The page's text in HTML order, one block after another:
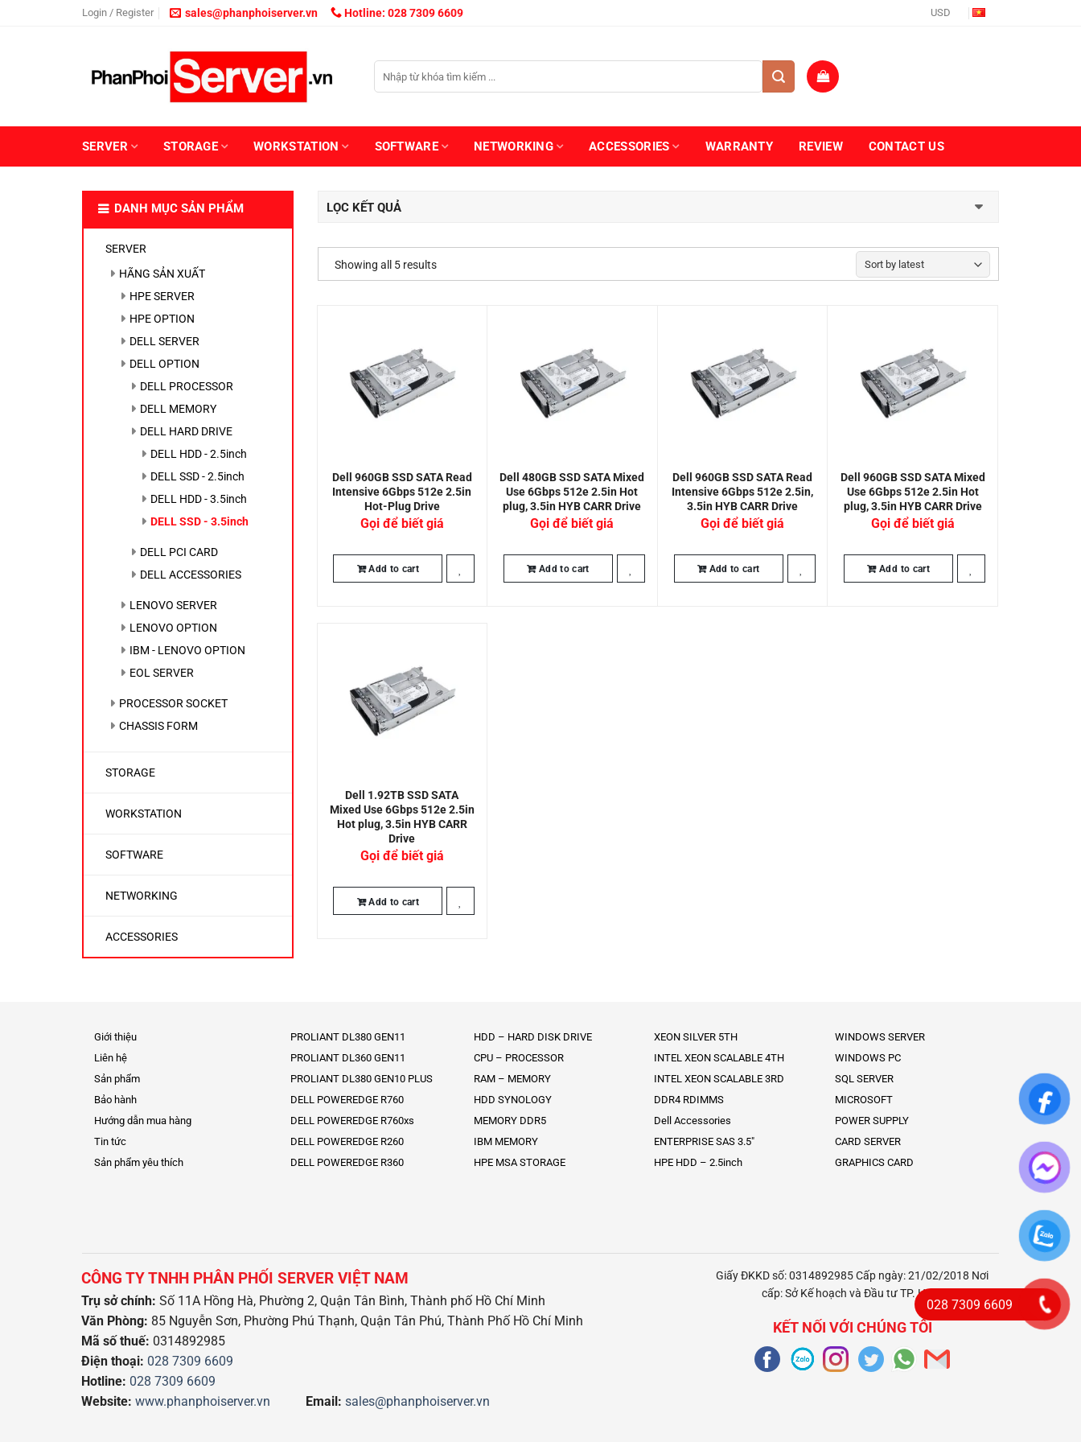
Login / Register sales@phanphoiserver.vn Hotline: 028 7309 6609 USD
SERVER STORAGE WORKSTATION SOFTWARE NETWORKING ACCESSORIES WARRANTY REVIEW CONTACT US
DANH MỤC SẢN PHẨM
SERVER
HÃNG SẢN XUẤT
HPE SERVER
HPE OPTION
DELL SERVER
DELL OPTION
DELL PROCESSOR
DELL MEMORY
DELL HARD DRIVE
DELL HDD - 2.5inch
DELL SSD - 2.5inch
DELL HDD - 3.5inch
DELL SSD - 3.5inch
DELL PCI CARD
DELL ACCESSORIES
LENOVO SERVER
LENOVO OPTION
IBM - LENOVO OPTION
EOL SERVER
PROCESSOR SOCKET
CHASSIS FORM
STORAGE
WORKSTATION
SOFTWARE
NETWORKING
ACCESSORIES
LỌC KẾT QUẢ
Showing all 5 results
Dell 960GB SSD SATA Read
Intensive 6Gbps 512e 2.5in
Hot-Plug Drive
Gọi để biết giá
Add to cart
Dell 480GB SSD SATA Mixed
Use 6Gbps 512e 2.5in Hot
plug, 3.5in HYB CARR Drive
Gọi để biết giá
Add to cart
Dell 960GB SSD SATA Read
Intensive 6Gbps 512e 2.5in,
3.5in HYB CARR Drive
Gọi để biết giá
Add to cart
Dell 960GB SSD SATA Mixed
Use 6Gbps 512e 2.5in Hot
plug, 3.5in HYB CARR Drive
Gọi để biết giá
Add to cart
Dell 1.92TB SSD SATA
Mixed Use 6Gbps 512e 2.5in
Hot plug, 3.5in HYB CARR
Drive
Gọi để biết giá
Add to cart
Giới thiệu
Liên hệ
Sản phẩm
Bảo hành
Hướng dẫn mua hàng
Tin tức
Sản phẩm yêu thích
PROLIANT DL380 GEN11
PROLIANT DL360 GEN11
PROLIANT DL380 GEN10 PLUS
DELL POWEREDGE R760
DELL POWEREDGE R760xs
DELL POWEREDGE R260
DELL POWEREDGE R360
HDD – HARD DISK DRIVE
CPU – PROCESSOR
RAM – MEMORY
HDD SYNOLOGY
MEMORY DDR5
IBM MEMORY
HPE MSA STORAGE
XEON SILVER 5TH
INTEL XEON SCALABLE 4TH
INTEL XEON SCALABLE 3RD
DDR4 RDIMMS
Dell Accessories
ENTERPRISE SAS 3.5″
HPE HDD – 2.5inch
WINDOWS SERVER
WINDOWS PC
SQL SERVER
MICROSOFT
POWER SUPPLY
CARD SERVER
GRAPHICS CARD
CÔNG TY TNHH PHÂN PHỐI SERVER VIỆT NAM
Trụ sở chính: Số 11A Hồng Hà, Phường 2, Quận Tân Bình, Thành phố Hồ Chí Minh
Văn Phòng: 85 Nguyễn Sơn, Phường Phú Thạnh, Quận Tân Phú, Thành Phố Hồ Chí Minh
Mã số thuế: 0314892985
Điện thoại: 028 7309 6609
Hotline: 028 7309 6609
Website: www.phanphoiserver.vn Email: sales@phanphoiserver.vn
Giấy ĐKKD số: 0314892985 Cấp ngày: 21/02/2018 Nơi
cấp: Sở Kế hoạch và Đầu tư TP. HCM
KẾT NỐI VỚI CHÚNG TÔI
028 7309 6609